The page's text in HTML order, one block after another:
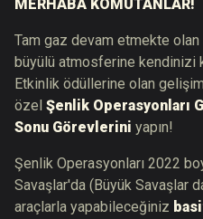
MERHABA KOMUTANLAR!
Tam gaz devam etmekte
büyülü atmosferine kendinizi
Etkinlik ödüllerine olan
özel Şenlik Operasyonları
Sonu Görevlerini yapın!
Şenlik Operasyonları 2022
Savaşlar'da (Büyük Savaşlar
araçlarla yapabileceğiniz